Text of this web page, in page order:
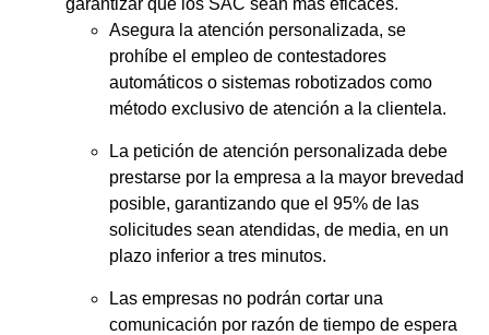
garantizar que los SAC sean más eficaces.
Asegura la atención personalizada, se
prohíbe el empleo de contestadores
automáticos o sistemas robotizados como
método exclusivo de atención a la clientela.
La petición de atención personalizada debe
prestarse por la empresa a la mayor brevedad
posible, garantizando que el 95% de las
solicitudes sean atendidas, de media, en un
plazo inferior a tres minutos.
Las empresas no podrán cortar una
comunicación por razón de tiempo de espera